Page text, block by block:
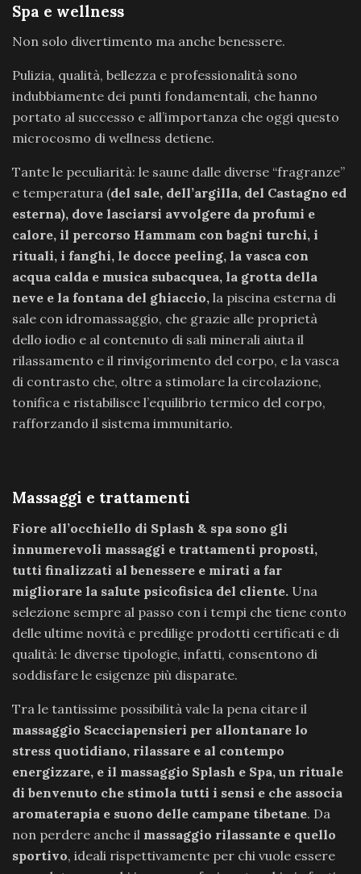
Spa e wellness
Non solo divertimento ma anche benessere.
Pulizia, qualità, bellezza e professionalità sono
indubbiamente dei punti fondamentali, che hanno
portato al successo e all’importanza che oggi questo
microcosmo di wellness detiene.
Tante le peculiarità: le saune dalle diverse “fragranze”
e temperatura (del sale, dell’argilla, del Castagno ed
esterna), dove lasciarsi avvolgere da profumi e
calore, il percorso Hammam con bagni turchi, i
rituali, i fanghi, le docce peeling, la vasca con
acqua calda e musica subacquea, la grotta della
neve e la fontana del ghiaccio, la piscina esterna di
sale con idromassaggio, che grazie alle proprietà
dello iodio e al contenuto di sali minerali aiuta il
rilassamento e il rinvigorimento del corpo, e la vasca
di contrasto che, oltre a stimolare la circolazione,
tonifica e ristabilisce l’equilibrio termico del corpo,
rafforzando il sistema immunitario.
Massaggi e trattamenti
Fiore all’occhiello di Splash & spa sono gli
innumerevoli massaggi e trattamenti proposti,
tutti finalizzati al benessere e mirati a far
migliorare la salute psicofisica del cliente. Una
selezione sempre al passo con i tempi che tiene conto
delle ultime novità e predilige prodotti certificati e di
qualità: le diverse tipologie, infatti, consentono di
soddisfare le esigenze più disparate.
Tra le tantissime possibilità vale la pena citare il
massaggio Scacciapensieri per allontanare lo
stress quotidiano, rilassare e al contempo
energizzare, e il massaggio Splash e Spa, un rituale
di benvenuto che stimola tutti i sensi e che associa
aromaterapia e suono delle campane tibetane. Da
non perdere anche il massaggio rilassante e quello
sportivo, ideali rispettivamente per chi vuole essere